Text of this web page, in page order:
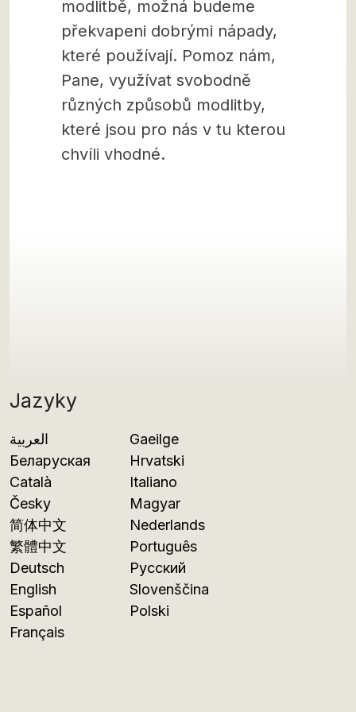
Jazyky
العربية
Беларуская
Català
Česky
简体中文
繁體中文
Deutsch
English
Español
Français
Gaeilge
Hrvatski
Italiano
Magyar
Nederlands
Português
Русский
Slovenščina
Polski
modlitbě, možná budeme
překvapeni dobrými nápady,
které používají. Pomoz nám,
Pane, využívat svobodně
různých způsobů modlitby,
které jsou pro nás v tu kterou
chvíli vhodné.